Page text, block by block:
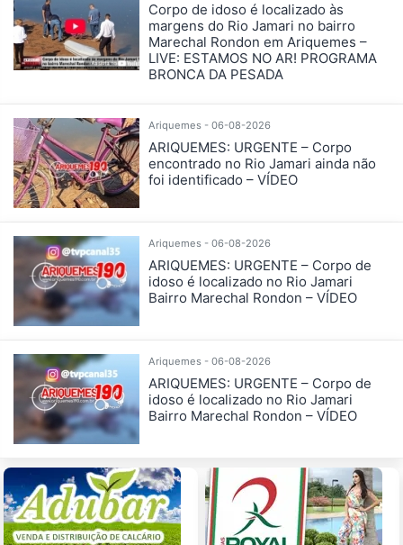
Corpo de idoso é localizado às
margens do Rio Jamari no bairro
Marechal Rondon em Ariquemes –
LIVE: ESTAMOS NO AR! PROGRAMA
BRONCA DA PESADA
Ariquemes - 06-08-2026
ARIQUEMES: URGENTE – Corpo
encontrado no Rio Jamari ainda não
foi identificado – VÍDEO
Ariquemes - 06-08-2026
ARIQUEMES: URGENTE – Corpo de
idoso é localizado no Rio Jamari
Bairro Marechal Rondon – VÍDEO
Ariquemes - 06-08-2026
ARIQUEMES: URGENTE – Corpo de
idoso é localizado no Rio Jamari
Bairro Marechal Rondon – VÍDEO